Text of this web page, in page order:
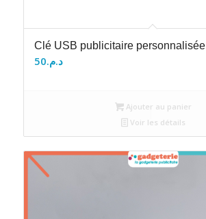
Clé USB publicitaire personnalisée
د.م.50
Ajouter au panier
Voir les détails